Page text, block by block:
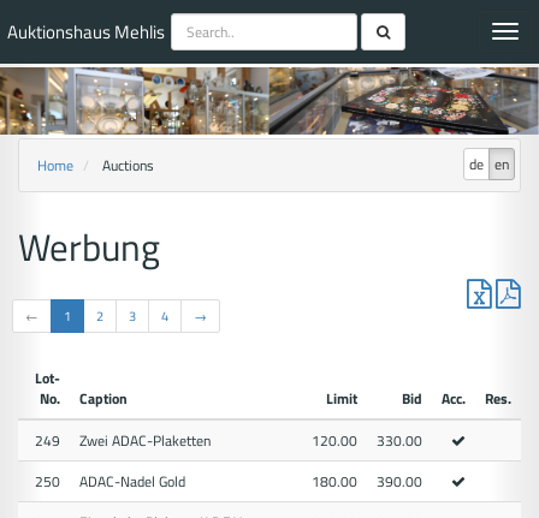
Auktionshaus Mehlis
de en
Home Auctions
Werbung
← 1 2 3 4 →
Lot-
No.
Caption Limit Bid Acc.
Res.
249
Zwei ADAC-Plaketten 120.00
330.00
250
ADAC-Nadel Gold 180.00
390.00